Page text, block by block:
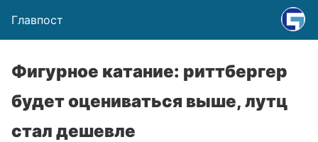
Главпост
Фигурное катание: риттбергер
будет оцениваться выше, лутц
стал дешевле